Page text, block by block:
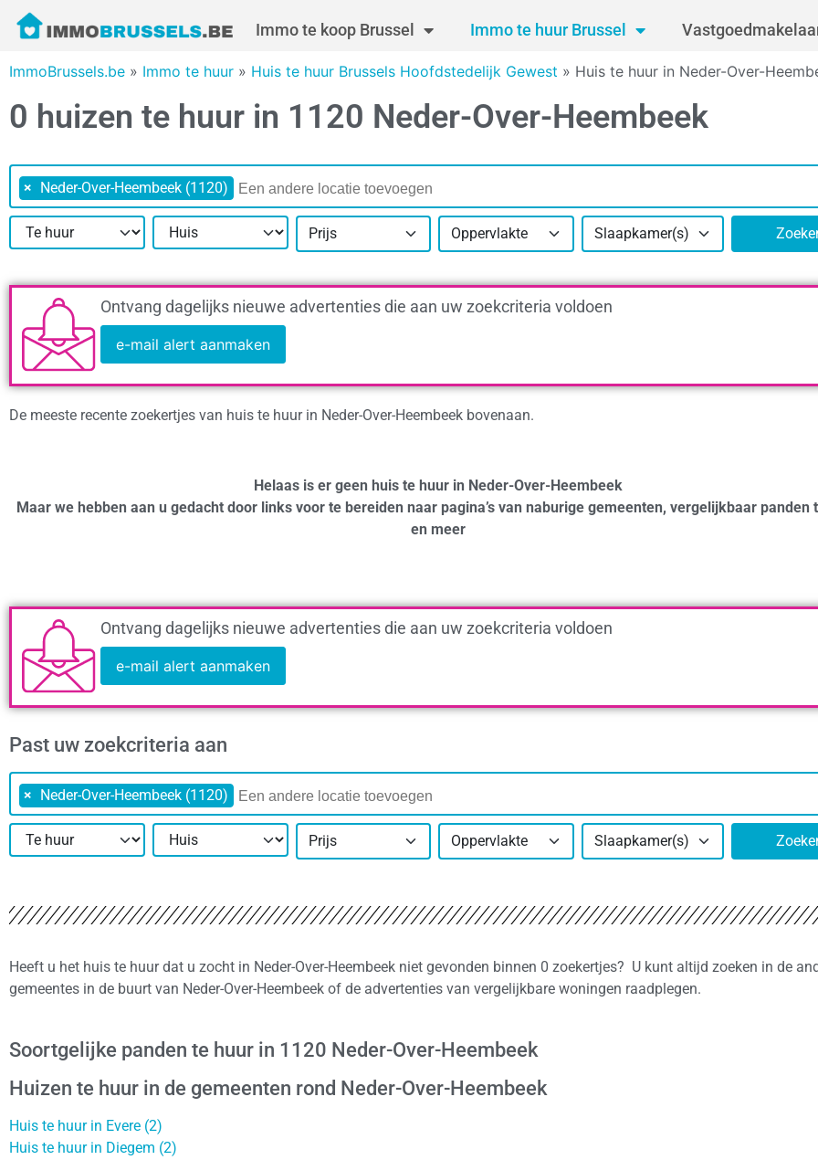
Immo te koop Brussel Immo te huur Brussel
ImmoBrussels.be » Immo te huur » Huis te huur Brussels Hoofdstedelijk Gewest » Huis te huur in Neder-Over-
0 huizen te huur in 1120 Neder-Over-Heembeek
× Neder-Over-Heembeek (1120)
Prijs Oppervlakte Slaapkamer(s)
Ontvang dagelijks nieuwe advertenties die aan uw zoekcriteria voldoen
e-mail alert aanmaken
De meeste recente zoekertjes van huis te huur in Neder-Over-Heembeek bovenaan.
Helaas is er geen huis te huur in Neder-Over-Heembeek
Maar we hebben aan u gedacht door links voor te bereiden naar pagina’s van naburige gemeenten, vergelijkbaar panden
en meer
Ontvang dagelijks nieuwe advertenties die aan uw zoekcriteria voldoen
e-mail alert aanmaken
Past uw zoekcriteria aan
× Neder-Over-Heembeek (1120)
Prijs Oppervlakte Slaapkamer(s)
Heeft u het huis te huur dat u zocht in Neder-Over-Heembeek niet gevonden binnen 0 zoekertjes? U kunt altijd zoeken in de
gemeentes in de buurt van Neder-Over-Heembeek of de advertenties van vergelijkbare woningen raadplegen.
Soortgelijke panden te huur in 1120 Neder-Over-Heembeek
Huizen te huur in de gemeenten rond Neder-Over-Heembeek
Huis te huur in Evere (2)
Huis te huur in Diegem (2)